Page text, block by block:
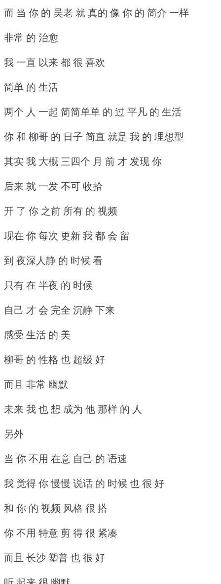
而 当 你 的 吴老 就 真的 像 你 的 简介 一样
非常 的 治愈
我 一直 以来 都 很 喜欢
简单 的 生活
两个 人 一起 简简单单 的 过 平凡 的 生活
你 和 柳哥 的 日子 简直 就是 我 的 理想型
其实 我 大概 三四个 月 前 才 发现 你
后来 就 一发 不可 收拾
开 了 你 之前 所有 的 视频
现在 你 每次 更新 我 都 会 留
到 夜深人静 的 时候 看
只有 在 半夜 的 时候
自己 才 会 完全 沉静 下来
感受 生活 的 美
柳哥 的 性格 也 超级 好
而且 非常 幽默
未来 我 也 想 成为 他 那样 的 人
另外
当 你 不用 在意 自己 的 语速
我 觉得 你 慢慢 说话 的 时候 也 很 好
和 你 的 视频 风格 很 搭
你 不用 特意 剪 得 很 紧凑
而且 长沙 塑普 也 很 好